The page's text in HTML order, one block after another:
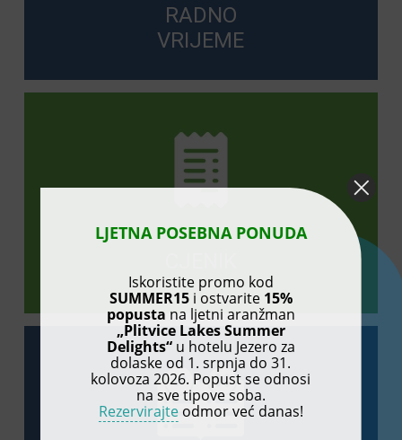
RADNO
VRIJEME
LJETNA POSEBNA PONUDA
Iskoristite promo kod
SUMMER15i ostvarite 15%
popusta na ljetni aranžman
„Plitvice Lakes Summer
Delights“u hotelu Jezero za
dolaske od 1. srpnja do 31.
kolovoza 2026. Popust se odnosi
na sve tipove soba.
Rezervirajteodmor već danas!